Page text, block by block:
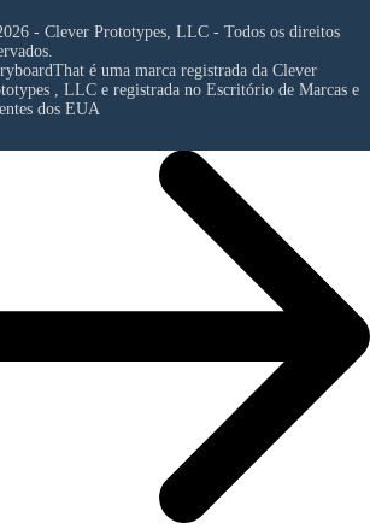
- Clever Prototypes, LLC - Todos os direitos
é uma marca registrada da Clever
, LLCe registrada no Escritório de Marcas e
dos EUA